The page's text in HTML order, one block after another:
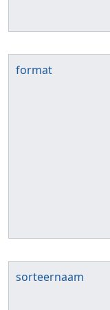
format
sorteernaam